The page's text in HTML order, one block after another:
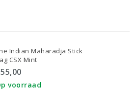
Indian Maharadja Stick
CSX Mint
voorraad